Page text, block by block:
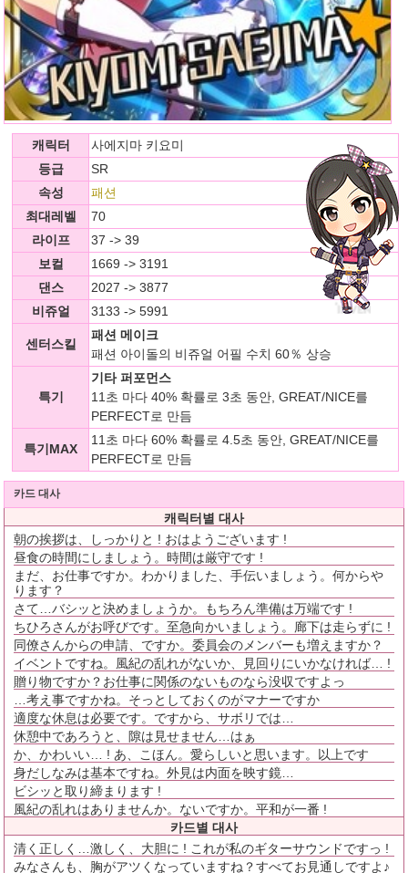
캐릭터
사에지마 키요미
등급
SR
속성
패션
최대레벨
70
라이프
37 -> 39
보컬
1669 -> 3191
댄스
2027 -> 3877
비쥬얼
3133 -> 5991
센터스킬
패션 메이크
패션 아이돌의 비쥬얼 어필 수치 60％ 상승
특기
기타 퍼포먼스
11초 마다 40% 확률로 3초 동안, GREAT/NICE를
PERFECT로 만듬
특기MAX
11초 마다 60% 확률로 4.5초 동안, GREAT/NICE를
PERFECT로 만듬
카드 대사
캐릭터별 대사
朝の挨拶は、しっかりと ! おはようございます !
昼食の時間にしましょう。時間は厳守です !
まだ、お仕事ですか。わかりました、手伝いましょう。何からや
ります？
さて…バシッと決めましょうか。もちろん準備は万端です !
ちひろさんがお呼びです。至急向かいましょう。廊下は走らずに !
同僚さんからの申請、ですか。委員会のメンバーも増えますか？
イベントですね。風紀の乱れがないか、見回りにいかなければ… !
贈り物ですか？お仕事に関係のないものなら没収ですよっ
…考え事ですかね。そっとしておくのがマナーですか
適度な休息は必要です。ですから、サボリでは…
休憩中であろうと、隙は見せません…はぁ
か、かわいい… ! あ、こほん。愛らしいと思います。以上です
身だしなみは基本ですね。外見は内面を映す鏡…
ビシッと取り締まります !
風紀の乱れはありませんか。ないですか。平和が一番 !
카드별 대사
清く正しく…激しく、大胆に ! これが私のギターサウンドですっ !
みなさんも、胸がアツくなっていますね？すべてお見通しですよ♪